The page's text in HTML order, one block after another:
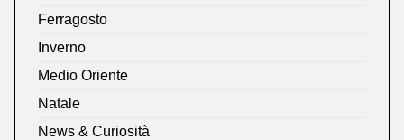
Ferragosto
Inverno
Medio Oriente
Natale
News & Curiosità